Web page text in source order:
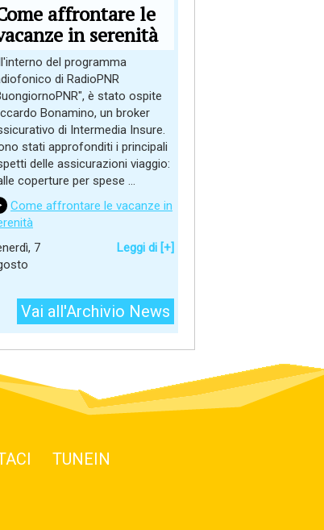
affrontare le
in serenità
del programma
di RadioPNR
è stato ospite
Bonamino, un broker
di Intermedia Insure.
stati approfonditi i principali
delle assicurazioni viaggio:
coperture per spese ...
Come affrontare le vacanze in
7
Leggi di [+]
Vai all'Archivio News
TUNEIN